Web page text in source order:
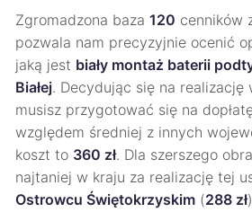
Zgromadzona baza 120 cenników
pozwala nam precyzyjnie ocenić
jaką jest biały montaż baterii
Białej. Decydując się na realizację
musisz przygotować się na
względem średniej z innych
koszt to 360 zł. Dla szerszego
najtaniej w kraju za realizację tej
Ostrowcu Świętokrzyskim (288 zł